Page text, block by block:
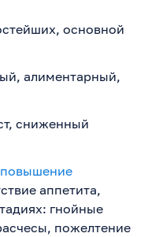
основной
алиментарный,
сниженный
повышение
аппетита,
гнойные
пожелтение